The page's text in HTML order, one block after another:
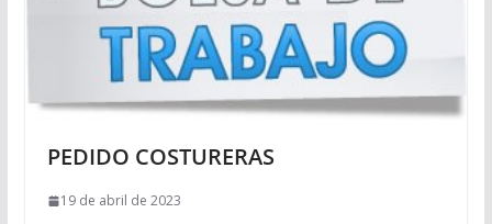
PEDIDO COSTURERAS
19 de abril de 2023